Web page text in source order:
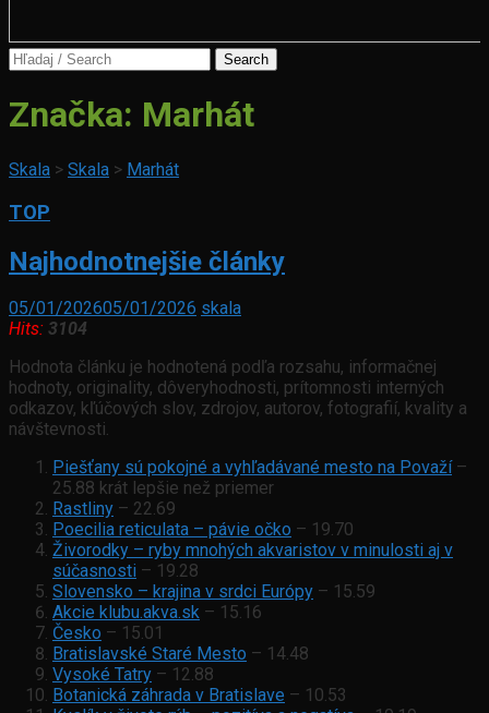
Search
Značka: Marhát
Skala > Skala > Marhát
TOP
Najhodnotnejšie články
05/01/202605/01/2026 skala
Hits: 3104
Hodnota článku je hodnotená podľa rozsahu, informačnej
hodnoty, originality, dôveryhodnosti, prítomnosti interných
odkazov, kľúčových slov, zdrojov, autorov, fotografií, kvality a
návštevnosti.
Piešťany sú pokojné a vyhľadávané mesto na Považí–
25.88 krát lepšie než priemer
Rastliny – 22.69
Poecilia reticulata – pávie očko – 19.70
Živorodky – ryby mnohých akvaristov v minulosti aj v
súčasnosti – 19.28
Slovensko – krajina v srdci Európy – 15.59
Akcie klubu.akva.sk – 15.16
Česko – 15.01
Bratislavské Staré Mesto – 14.48
Vysoké Tatry – 12.88
Botanická záhrada v Bratislave – 10.53